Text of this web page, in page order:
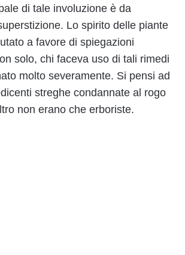
di tale involuzione è da
Lo spirito delle piante
a favore di spiegazioni
solo, chi faceva uso di tali rimedi
molto severamente. Si pensi ad
streghe condannate al rogo
non erano che erboriste.